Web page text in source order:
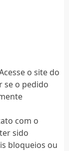
o site do
se o pedido
com o
sido
bloqueios ou